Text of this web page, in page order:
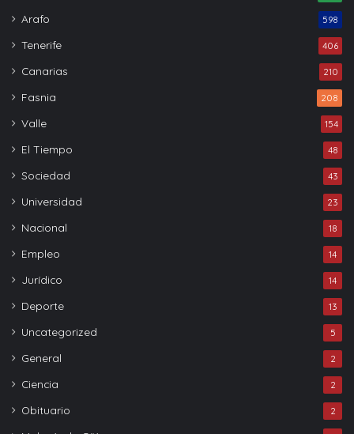
Arafo 598
Tenerife 406
Canarias 210
Fasnia 208
Valle 154
El Tiempo 48
Sociedad 43
Universidad 23
Nacional 18
Empleo 14
Jurídico 14
Deporte 13
Uncategorized 5
General 2
Ciencia 2
Obituario 2